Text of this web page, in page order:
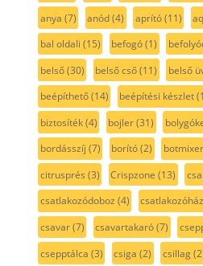
anya (7) anód(4) aprító(11)
bal oldali (15) befogó(1)
belső(30) belső cső(11) belső
beépíthető(14) beépítési készlet
biztosíték(4) bojler(31)
bordásszíj (7) borító(2) botmixer
citrusprés (3) Crispzone (13)
csatlakozódoboz (4) csatlakozóház
csavar(7) csavartakaró(7)
csepptálca (3) csiga (2) csillag